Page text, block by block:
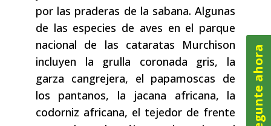
por las praderas de la sabana. Algunas
de las especies de aves en el parque
nacional de las cataratas Murchison
incluyen la grulla coronada gris, la
garza cangrejera, el papamoscas de
los pantanos, la jacana africana, la
codorniz africana, el tejedor de frente
Pregunte ahora